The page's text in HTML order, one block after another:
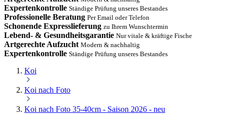
Expertenkontrolle Ständige Prüfung unseres Bestandes
Professionelle Beratung Per Email oder Telefon
Schonende Expresslieferung zu Ihrem Wunschtermin
Lebend- & Gesundheitsgarantie Nur vitale & kräftige Fische
Artgerechte Aufzucht Modern & nachhaltig
Expertenkontrolle Ständige Prüfung unseres Bestandes
Koi
Koi nach Foto
Koi nach Foto 35-40cm - Saison 2026 - neu